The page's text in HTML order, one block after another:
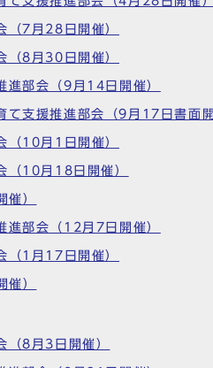
（7月28日開催）
（8月30日開催）
部会（9月14日開催）
支援推進部会（9月17日書面開
（10月1日開催）
（10月18日開催）
催）
進部会（12月7日開催）
（1月17日開催）
催）
（8月3日開催）